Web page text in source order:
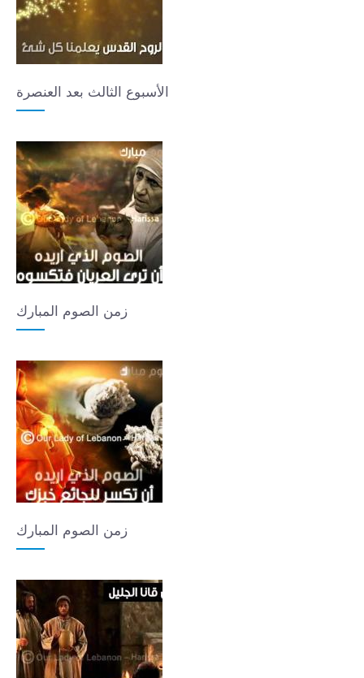
الأسبوع الثالث بعد العنصرة
زمن الصوم المبارك
زمن الصوم المبارك